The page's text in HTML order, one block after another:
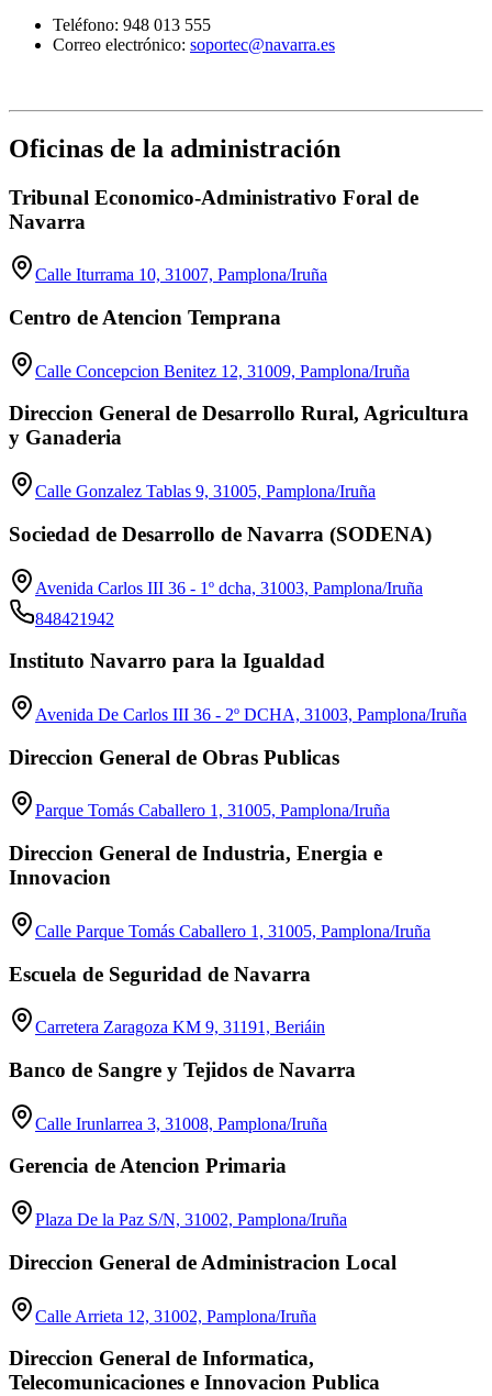
Teléfono: 948 013 555
Correo electrónico: soportec@navarra.es
Oficinas de la administración
Tribunal Economico-Administrativo Foral de
Navarra
Calle Iturrama 10, 31007, Pamplona/Iruña
Centro de Atencion Temprana
Calle Concepcion Benitez 12, 31009, Pamplona/Iruña
Direccion General de Desarrollo Rural, Agricultura
y Ganaderia
Calle Gonzalez Tablas 9, 31005, Pamplona/Iruña
Sociedad de Desarrollo de Navarra (SODENA)
Avenida Carlos III 36 - 1º dcha, 31003, Pamplona/Iruña
848421942
Instituto Navarro para la Igualdad
Avenida De Carlos III 36 - 2º DCHA, 31003, Pamplona/Iruña
Direccion General de Obras Publicas
Parque Tomás Caballero 1, 31005, Pamplona/Iruña
Direccion General de Industria, Energia e
Innovacion
Calle Parque Tomás Caballero 1, 31005, Pamplona/Iruña
Escuela de Seguridad de Navarra
Carretera Zaragoza KM 9, 31191, Beriáin
Banco de Sangre y Tejidos de Navarra
Calle Irunlarrea 3, 31008, Pamplona/Iruña
Gerencia de Atencion Primaria
Plaza De la Paz S/N, 31002, Pamplona/Iruña
Direccion General de Administracion Local
Calle Arrieta 12, 31002, Pamplona/Iruña
Direccion General de Informatica,
Telecomunicaciones e Innovacion Publica